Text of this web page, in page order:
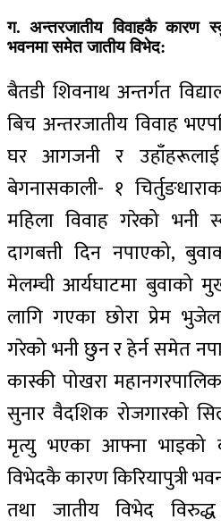
ग. अन्तरजातीय विवाहकै कारण
भवनमा समेत जातीय विभेद:
बैतडी शिवनाथ अन्तर्गत
बिच अन्तरजातीय विवाह
घर आगजनी र उहाँहरूलाई
बेगनासकाली- १
महिला विवाह गरेको भनी
दागबत्ती दिन नपाएको,
मेलम्ची आर्यघाटमा बुवाको
लागि गएका छोरा प्रेम
गरेको भनी छुन र हेर्न समेत
कास्की पोखरा
सुनार वैदशिक रोजगारको
मृत्यु भएका आफ्ना भाइको
विभेदकै कारण किरियापुत्री
तथा जातीय विभेद